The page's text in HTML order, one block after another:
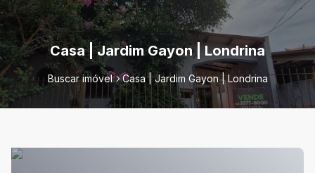
Casa | Jardim Gayon | Londrina
Buscar imóvel Casa | Jardim Gayon | Londrina